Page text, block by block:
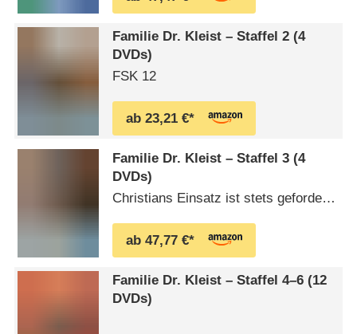
Familie Dr. Kleist – Staffel 2 (4
DVDs)
FSK 12
ab 23,21 €*
Familie Dr. Kleist – Staffel 3 (4
DVDs)
Christians Einsatz ist stets gefordert,
Feierabend. Christians Onkel
Johannes (Ulrich Pleitgen) ist in
seiner Apotheke eingespannt,
während seine Frau Inge (Uta
Schorn) zwischen ihrer
ab 47,77 €*
Familie Dr. Kleist – Staffel 4⁠–⁠6 (12
DVDs)